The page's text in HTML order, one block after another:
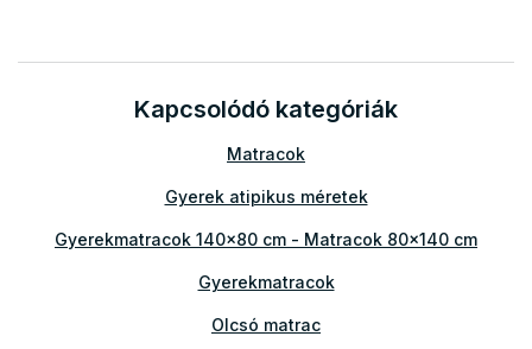
Kapcsolódó kategóriák
Matracok
Gyerek atipikus méretek
Gyerekmatracok 140x80 cm - Matracok 80x140 cm
Gyerekmatracok
Olcsó matrac